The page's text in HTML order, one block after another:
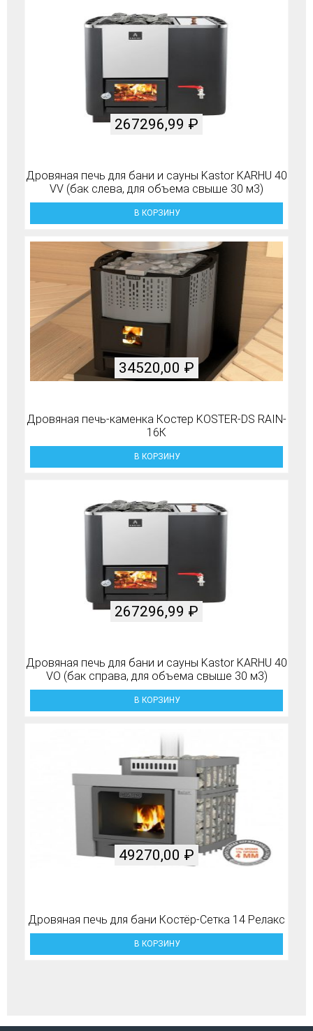
Дровяная печь для бани и сауны Kastor KARHU 40
VV (бак слева, для объема свыше 30 м3)
267296,99 ₽
В КОРЗИНУ
Дровяная печь-каменка Костер KOSTER-DS RAIN-
16К
34520,00 ₽
В КОРЗИНУ
Дровяная печь для бани и сауны Kastor KARHU 40
VO (бак справа, для объема свыше 30 м3)
267296,99 ₽
В КОРЗИНУ
Дровяная печь для бани Костёр-Сетка 14 Релакс
49270,00 ₽
В КОРЗИНУ